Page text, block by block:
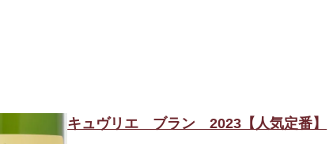
キュヴリエ ブラン 2023【人気定番】